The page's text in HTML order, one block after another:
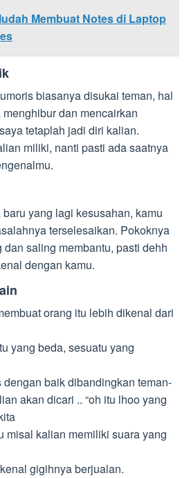
Membuat Notes di Laptop
biasanya disukai teman, hal
dan mencairkan
tetaplah jadi diri kalian.
miliki, nanti pasti ada saatnya
yang lagi kesusahan, kamu
terselesaikan. Pokoknya
saling membantu, pasti dehh
dengan kamu.
orang itu lebih dikenal dari
yang beda, sesuatu yang
baik dibandingkan teman-
akan dicari .. “oh itu lhoo yang
misal kalian memiliki suara yang
gigihnya berjualan.